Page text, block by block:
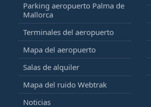
Parking aeropuerto Palma de
Mallorca
Terminales del aeropuerto
Mapa del aeropuerto
Salas de alquiler
Mapa del ruido Webtrak
Noticias